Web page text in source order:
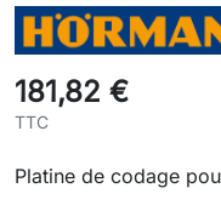
181,82 €
TTC
Platine de codage